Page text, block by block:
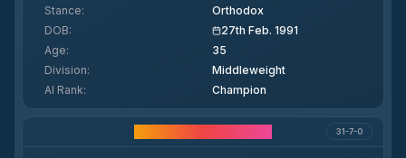
Stance:
Orthodox
DOB:
27th Feb. 1991
Age:
35
Division:
Middleweight
AI Rank: Champion
31-7-0